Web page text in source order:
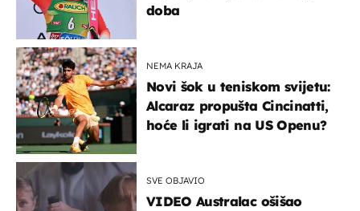
doba
NEMA KRAJA
Novi šok u teniskom svijetu:
Alcaraz propušta Cincinatti,
hoće li igrati na US Openu?
SVE OBJAVIO
VIDEO Australac ošišao